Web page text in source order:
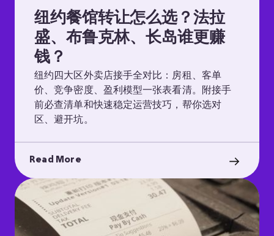
纽约餐馆转让怎么选？法拉
盛、布鲁克林、长岛谁更赚
钱？
纽约四大区外卖店接手全对比：房租、客单
价、竞争密度、盈利模型一张表看清。附接手
前必查清单和快速稳定运营技巧，帮你选对
区、避开坑。
Read More